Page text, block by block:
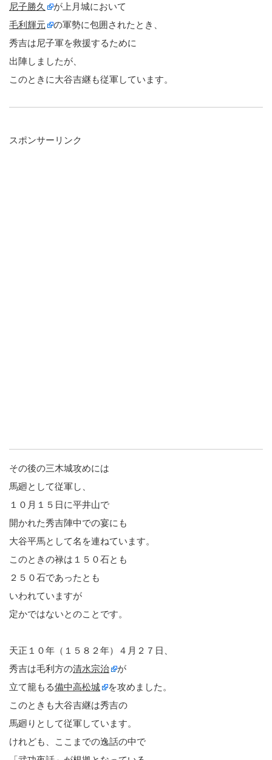
尼子勝久
が上月城において
毛利輝元
の軍勢に包囲されたとき、
秀吉は尼子軍を救援するために
出陣しましたが、
このときに大谷吉継も従軍しています。
スポンサーリンク
その後の三木城攻めには
馬廻として従軍し、
１０月１５日に平井山で
開かれた秀吉陣中での宴にも
大谷平馬として名を連ねています。
このときの禄は１５０石とも
２５０石であったとも
いわれていますが
定かではないとのことです。
天正１０年（１５８２年）４月２７日、
秀吉は毛利方の清水宗治
が
立て籠もる備中高松城
を攻めました。
このときも大谷吉継は秀吉の
馬廻りとして従軍しています。
けれども、ここまでの逸話の中で